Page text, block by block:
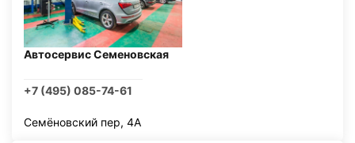
Автосервис Семеновская
+7 (495) 085-74-61
Семёновский пер, 4А